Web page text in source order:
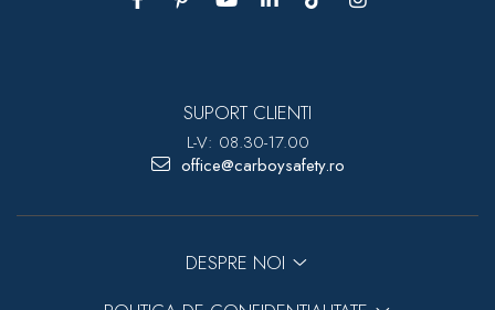
SUPORT CLIENTI
L-V: 08.30-17.00
office@carboysafety.ro
DESPRE NOI